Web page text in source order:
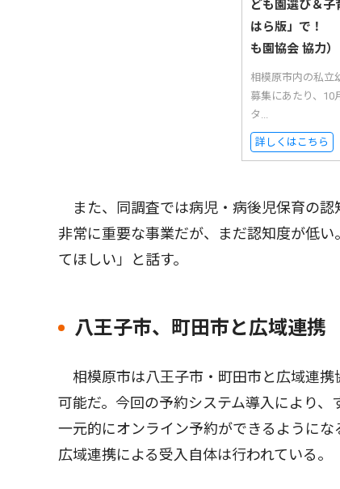
ども園選び＆
はら版」で！
も園協会 協力）
相模原市内の私立
募集にあたり、10
タ...
詳しくはこちら
また、同調査では病児・病後児保育の認
非常に重要な事業だが、まだ認知度が低
てほしい」と話す。
八王子市、町田市と広域連携
相模原市は八王子市・町田市と広域連携
可能だ。今回の予約システム導入により
一元的にオンライン予約ができるように
広域連携による受入自体は行われている。